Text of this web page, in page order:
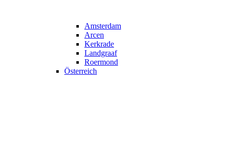
Amsterdam
Arcen
Kerkrade
Landgraaf
Roermond
Österreich